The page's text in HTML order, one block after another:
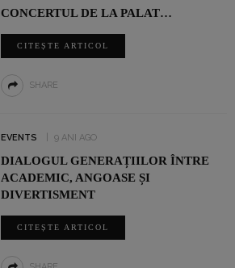
CONCERTUL DE LA PALAT…
CITEȘTE ARTICOL
SHARE
EVENTS 9 ANI AGO
DIALOGUL GENERAȚIILOR ÎNTRE
ACADEMIC, ANGOASE ȘI
DIVERTISMENT
CITEȘTE ARTICOL